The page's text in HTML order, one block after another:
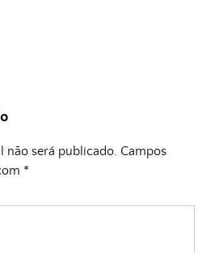
não será publicado. Campos
*